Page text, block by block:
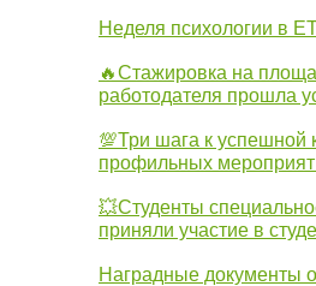
Неделя психологии в
🔥Стажировка на
работодателя прошла
💯Три шага к успешной
профильных
💥Студенты
приняли участие в
Наградные документы